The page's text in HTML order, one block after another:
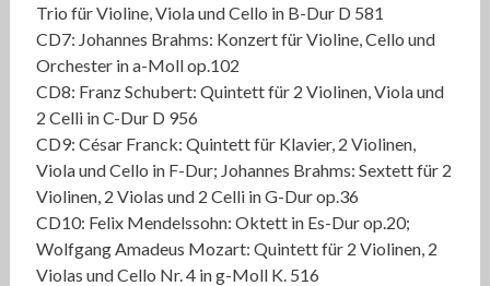
Trio für Violine, Viola und Cello in B-Dur D 581
CD7: Johannes Brahms: Konzert für Violine, Cello und
Orchester in a-Moll op.102
CD8: Franz Schubert: Quintett für 2 Violinen, Viola und
2 Celli in C-Dur D 956
CD9: César Franck: Quintett für Klavier, 2 Violinen,
Viola und Cello in F-Dur; Johannes Brahms: Sextett für 2
Violinen, 2 Violas und 2 Celli in G-Dur op.36
CD10: Felix Mendelssohn: Oktett in Es-Dur op.20;
Wolfgang Amadeus Mozart: Quintett für 2 Violinen, 2
Violas und Cello Nr. 4 in g-Moll K. 516